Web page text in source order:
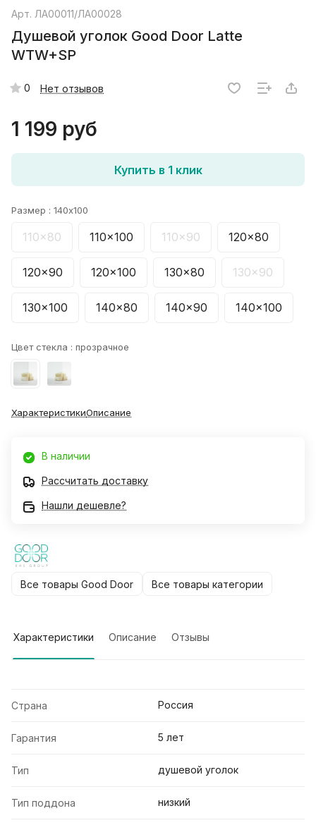
Арт. ЛА00011/ЛА00028
Душевой уголок Good Door Latte
WTW+SP
0 Нет отзывов
1 199 руб
Купить в 1 клик
Размер : 140x100
110x80 110x100 110x90 120x80
120x90 120x100 130x80 130x90
130x100 140x80 140x90 140x100
Цвет стекла : прозрачное
ХарактеристикиОписание
В наличии
Рассчитать доставку
Нашли дешевле?
Все товары Good Door Все товары категории
Характеристики Описание Отзывы
Страна Россия
Гарантия 5 лет
Тип душевой уголок
Тип поддона низкий